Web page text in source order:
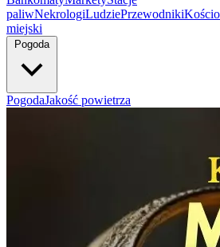
paliwNekrologiLudziePrzewodniki
miejski
Pogoda
PogodaJakość powietrza